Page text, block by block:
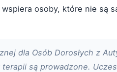
wspiera osoby, które nie są
dla Osób Dorosłych z
są prowadzone.